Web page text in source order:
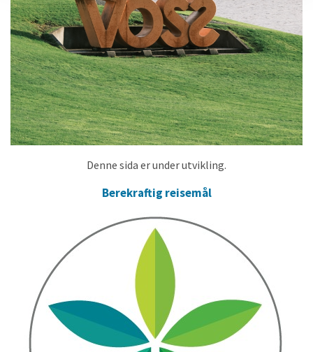
Denne sida er under utvikling.
Berekraftig reisemål